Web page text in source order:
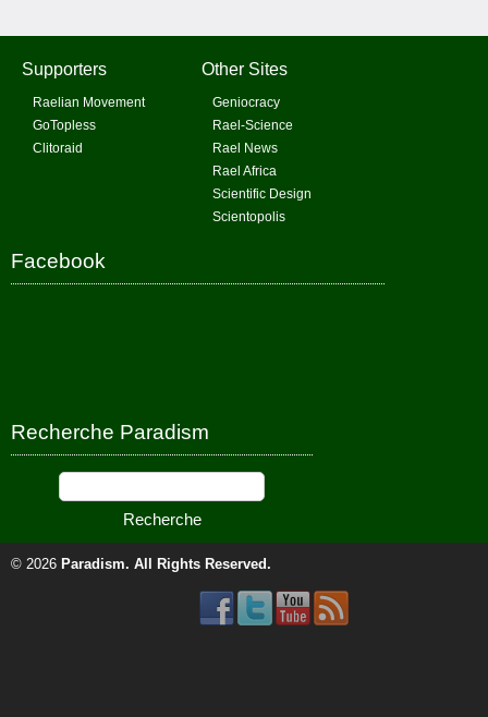
Supporters
Raelian Movement
GoTopless
Clitoraid
Other Sites
Geniocracy
Rael-Science
Rael News
Rael Africa
Scientific Design
Scientopolis
Facebook
Recherche Paradism
© 2026 Paradism. All Rights Reserved.